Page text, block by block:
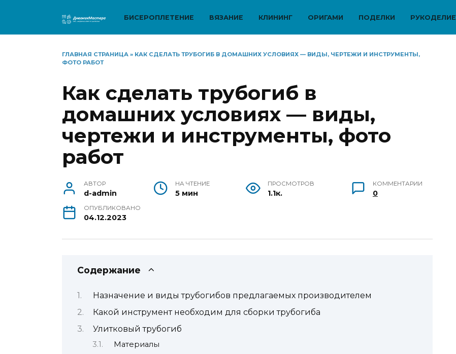
БИСЕРОПЛЕТЕНИЕ ВЯЗАНИЕ КЛИНИНГ ОРИГАМИ ПОДЕЛКИ РУКОДЕЛИЕ
ГЛАВНАЯ СТРАНИЦА » КАК СДЕЛАТЬ ТРУБОГИБ В ДОМАШНИХ УСЛОВИЯХ — ВИДЫ, ЧЕРТЕЖИ И ИНСТРУМЕНТЫ,
ФОТО РАБОТ
Как сделать трубогиб в
домашних условиях — виды,
чертежи и инструменты, фото
работ
АВТОР
d-admin
НА ЧТЕНИЕ
5 мин
ПРОСМОТРОВ
1.1к.
КОММЕНТАРИИ
0
ОПУБЛИКОВАНО
04.12.2023
Содержание
Назначение и виды трубогибов предлагаемых производителем
Какой инструмент необходим для сборки трубогиба
Улитковый трубогиб
Материалы